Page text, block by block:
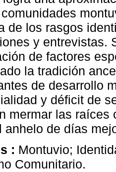
de los rasgos
y entrevistas.
de factores
la tradición
de desarrollo
y déficit de
mermar las raíces
anhelo de días
: Montuvio;
Comunitario.